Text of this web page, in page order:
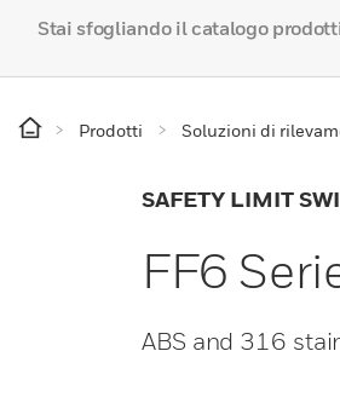
Stai sfogliando il catalogo
Prodotti Soluzioni di
SAFETY LIMIT
FF6
ABS and 316